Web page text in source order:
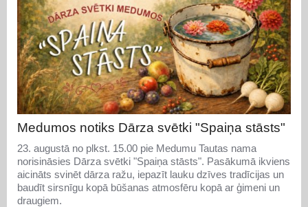
Medumos notiks Dārza svētki "Spaiņa stāsts"
23. augustā no plkst. 15.00 pie Medumu Tautas nama
norisināsies Dārza svētki "Spaiņa stāsts". Pasākumā ikviens
aicināts svinēt dārza ražu, iepazīt lauku dzīves tradīcijas un
baudīt sirsnīgu kopā būšanas atmosfēru kopā ar ģimeni un
draugiem.